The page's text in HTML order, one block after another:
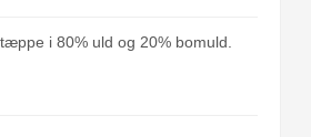
i 80% uld og 20% bomuld.